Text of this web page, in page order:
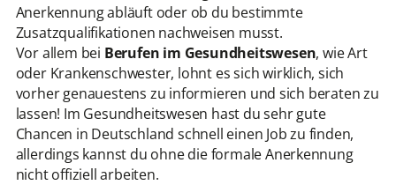
Anerkennung abläuft oder ob du bestimmte
Zusatzqualifikationen nachweisen musst.
Vor allem bei Berufen im Gesundheitswesen, wie Art
oder Krankenschwester, lohnt es sich wirklich, sich
vorher genauestens zu informieren und sich beraten zu
lassen! Im Gesundheitswesen hast du sehr gute
Chancen in Deutschland schnell einen Job zu finden,
allerdings kannst du ohne die formale Anerkennung
nicht offiziell arbeiten.